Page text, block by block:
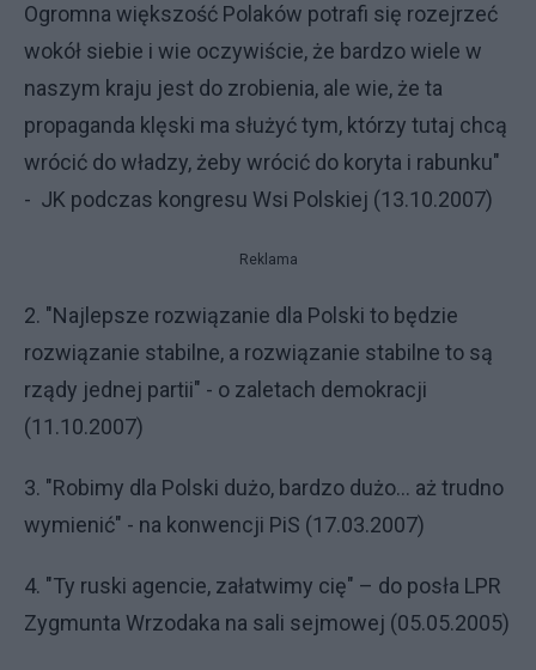
Ogromna większość Polaków potrafi się rozejrzeć
wokół siebie i wie oczywiście, że bardzo wiele w
naszym kraju jest do zrobienia, ale wie, że ta
propaganda klęski ma służyć tym, którzy tutaj chcą
wrócić do władzy, żeby wrócić do koryta i rabunku"
- JK podczas kongresu Wsi Polskiej (13.10.2007)
Reklama
2. "Najlepsze rozwiązanie dla Polski to będzie
rozwiązanie stabilne, a rozwiązanie stabilne to są
rządy jednej partii" - o zaletach demokracji
(11.10.2007)
3. "Robimy dla Polski dużo, bardzo dużo... aż trudno
wymienić" - na konwencji PiS (17.03.2007)
4. "Ty ruski agencie, załatwimy cię" – do posła LPR
Zygmunta Wrzodaka na sali sejmowej (05.05.2005)